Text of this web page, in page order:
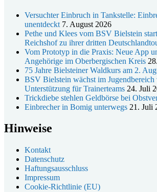
Versuchter Einbruch in Tankstelle:
unentdeckt 7. August 2026
Pethe und Klees vom BSV Bielstein
Reichshof zu ihrer dritten
Vom Prototyp in die Praxis: Neue App
Angehörige im Oberbergischen Kreis
75 Jahre Bielsteiner Waldkurs am 2.
BSV Bielstein wächst im Jugendbereich
Unterstützung für Trainerteams 24. Juli
Trickdiebe stehlen Geldbörse bei
Einbrecher in Bomig unterwegs 21. Juli
Hinweise
Kontakt
Datenschutz
Haftungsausschluss
Impressum
Cookie-Richtlinie (EU)